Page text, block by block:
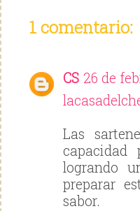
1 comentario:
CS 26 de
Las
logrando
preparar
sabor.